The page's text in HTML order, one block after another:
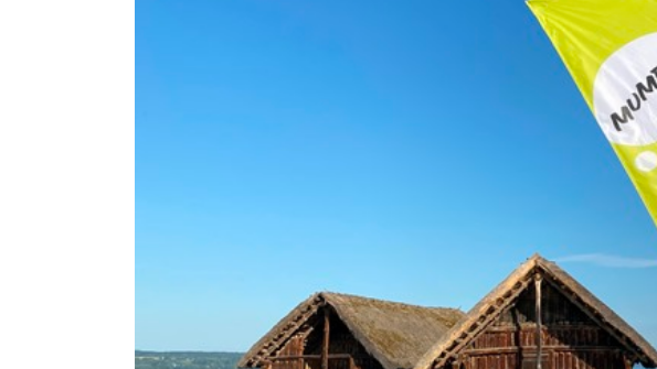
Dom und Michaeliskirche in
Hildesheim